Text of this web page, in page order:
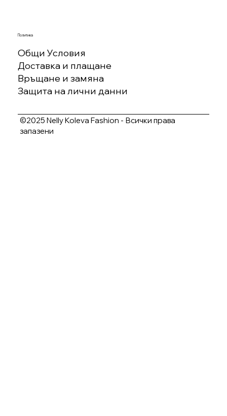
Политика
Общи Условия
Доставка и плащане
Връщане и замяна
Защита на лични данни
©2025 Nelly Koleva Fashion - Всички права
запазени